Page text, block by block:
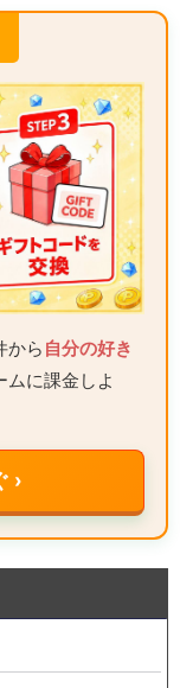
から 自分の好き
ムに課金しよ
›